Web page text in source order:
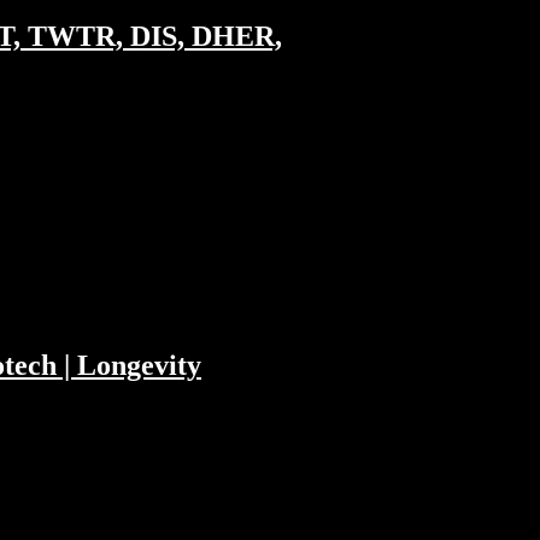
TWTR, DIS, DHER,
| Longevity